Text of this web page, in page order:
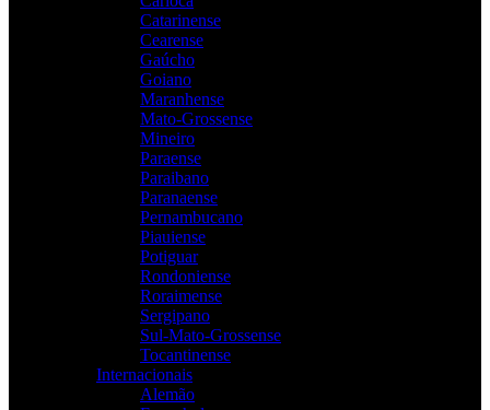
Catarinense
Cearense
Gaúcho
Goiano
Maranhense
Mato-Grossense
Mineiro
Paraense
Paraibano
Paranaense
Pernambucano
Piauiense
Potiguar
Rondoniense
Roraimense
Sergipano
Sul-Mato-Grossense
Tocantinense
Internacionais
Alemão